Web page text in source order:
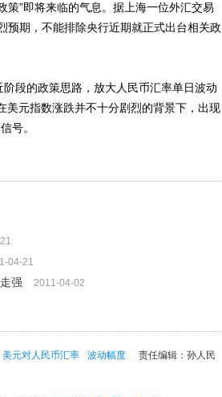
”即将来临的气息。据上海一位外汇交易
预期，不能排除央行近期就正式出台相关政
段的政策思路，放大人民币汇率单日波动
元指数涨跌并不十分剧烈的背景下，出现
号。
04-21
强 2011-04-02
责任编辑：孙人民
美元对人民币汇率
波动幅度